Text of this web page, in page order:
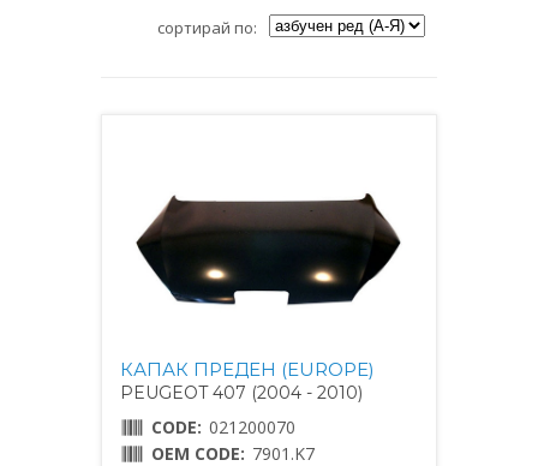
сортирай по:
КАПАК ПРЕДЕН (EUROPE)
PEUGEOT 407 (2004 - 2010)
CODE: 021200070
OEM CODE: 7901.K7